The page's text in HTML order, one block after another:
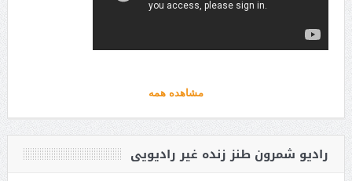
مشاهده همه
رادیو شمرون طنز زنده غیر رادیویی